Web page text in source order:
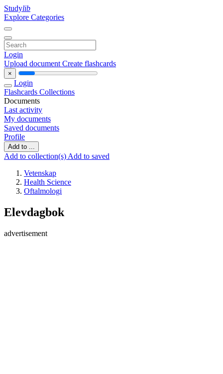
Studylib
Explore Categories
Login
Upload document Create flashcards
×
Login
Flashcards Collections
Documents
Last activity
My documents
Saved documents
Profile
Add to ...
Add to collection(s) Add to saved
Vetenskap
Health Science
Oftalmologi
Elevdagbok
advertisement